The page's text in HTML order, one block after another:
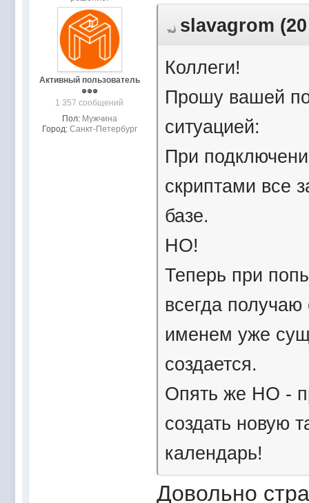
Активный пользователь
1 357 сообщений
Пол: Мужчина
Город: Санкт-Петербург
slavagrom
Коллеги!
Прошу вашей
ситуацией:
При
скриптами все
базе.
НО!
Теперь при
всегда
именем уже
создается.
Опять же НО -
создать новую
календарь!
Довольно